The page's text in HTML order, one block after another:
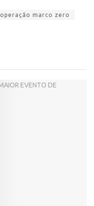
operação marco zero